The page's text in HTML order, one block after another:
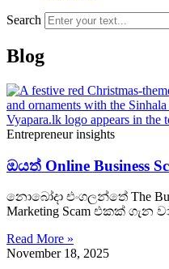
Search
Blog
Entrepreneur insights
ඔයත් Online Business
නොබෝදා එංගලන්තේ The
Marketing Scam එකක්
Read More »
November 18, 2025